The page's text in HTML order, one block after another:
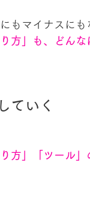
もマイナスにも
方」も、どん
ていく
方」「ツール